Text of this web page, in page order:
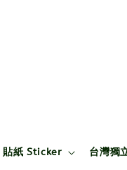
貼紙 Sticker 台灣獨